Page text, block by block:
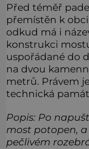
Před téměř
přemístěn k
odkud má i
konstrukci
uspořádané do
na dvou
metrů. Právem
technická
Popis: Po
most potopen,
pečlivém